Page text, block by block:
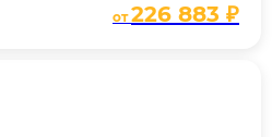
от226 883 ₽